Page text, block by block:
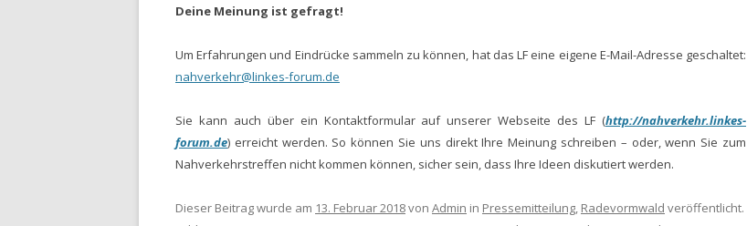
Deine Meinung ist gefragt!
Um Erfahrungen und Eindrücke sammeln zu können, hat das LF eine eigene E-Mail-Adresse geschaltet:
nahverkehr@linkes-forum.de
Sie kann auch über ein Kontaktformular auf unserer Webseite des LF (http://nahverkehr.linkes-
forum.de) erreicht werden. So können Sie uns direkt Ihre Meinung schreiben – oder, wenn Sie zum
Nahverkehrstreffen nicht kommen können, sicher sein, dass Ihre Ideen diskutiert werden.
Dieser Beitrag wurde am 13. Februar 2018von Admin in Pressemitteilung, Radevormwald veröffentlicht.